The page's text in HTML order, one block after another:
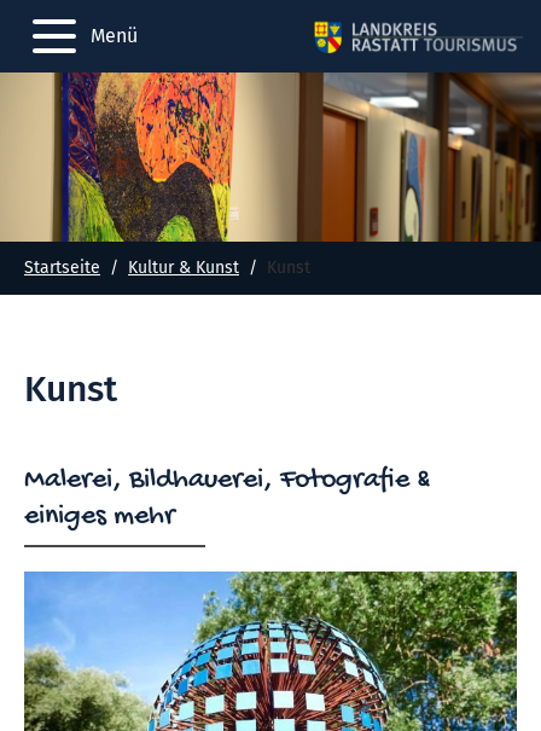
Menü
Startseite Kultur & Kunst Kunst
Kunst
Malerei, Bildhauerei, Fotografie &
einiges mehr